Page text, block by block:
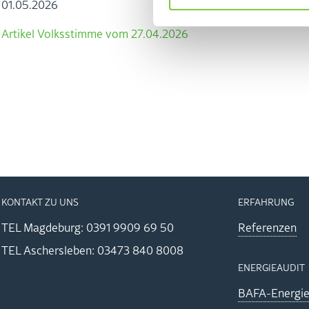
01.05.2026
Ar­ti­kel Volks­stim­me vom 27.04.2026
KON­TAKT ZU UNS
TEL Mag­de­burg: 0391 9909 69 50
TEL Aschers­le­ben: 03473 840 8008
ER­FAH­RUNG
Re­fe­ren­zen
EN­ER­GIE­AU­DIT
BA­FA-